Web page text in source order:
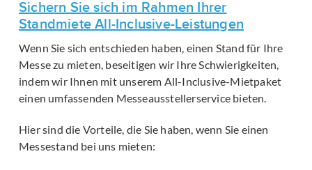
Sichern Sie sich im Rahmen Ihrer
Standmiete All-Inclusive-Leistungen
Wenn Sie sich entschieden haben, einen Stand für Ihre
Messe zu mieten, beseitigen wir Ihre Schwierigkeiten,
indem wir Ihnen mit unserem All-Inclusive-Mietpaket
einen umfassenden Messeausstellerservice bieten.
Hier sind die Vorteile, die Sie haben, wenn Sie einen
Messestand bei uns mieten: